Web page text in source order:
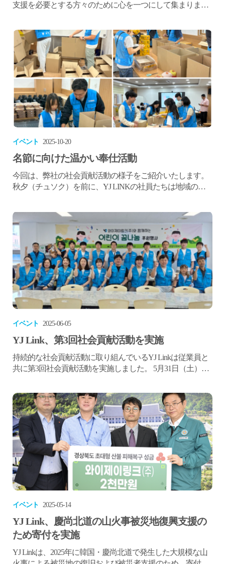
支援を必要とする方々のために心を一つにして集まりまし
や健康食品、食料品、生活用品などを詰め合わせた「サマ
ーケアキット」を準備しました。役職員たちは早朝から集
まり、受け取る方々の笑顔を思い浮かべながら一つひとつ
丁寧に梱包し、直接届けること...
イベント 2025-10-20
名節に向けた温かい奉仕活動
今回は、弊社の社会貢献活動の様子をご紹介いたします。
秋夕（チュソク）を前に、YJ LINKの社員たちは地域の恵
施され、地域住民と共に名節の喜びを分かち合う時間とな
りました。 弊社は今回、総額500万ウォン相当の名節ギフ
トセットを用意しました。チヂミ、ソンピョン（餅）、伝
統菓子、果物、レ...
イベント 2025-06-05
YJ Link、第3回社会貢献活動を実施
持続的な社会貢献活動に取り組んでいるYJ Linkは従業員と
共に第3回社会貢献活動を実施しました。 5月31日（土）午
化商品券などを準備し、子どもたちに寄贈しました。 社員
たちは早朝から役割を分担し、筆箱、ノート、メモ帳、付
箋、バインダー、鉛筆、ボールペン、テープ...
イベント 2025-05-14
YJ Link、慶尚北道の山火事被災地復興支援の
ため寄付を実施
YJ Linkは、2025年に韓国・慶尚北道で発生した大規模な山